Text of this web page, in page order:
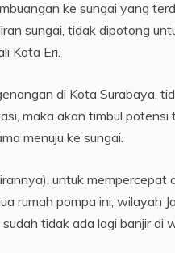
ke sungai yang
sungai, tidak dipotong
Kota Eri.
di Kota Surabaya,
maka akan timbul
menuju ke sungai.
untuk mempercepat
rumah pompa ini, wilayah
tidak ada lagi banjir di